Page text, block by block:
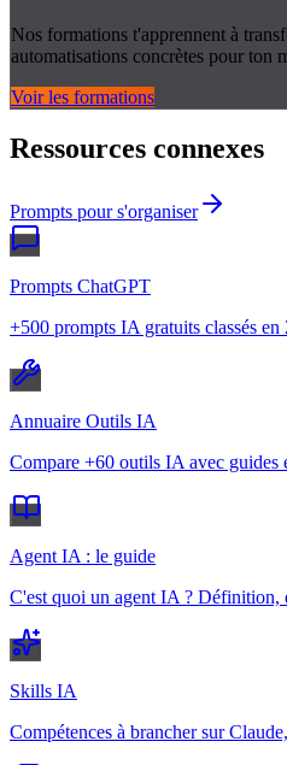
Nos formations t'apprennent à
automatisations concrètes pour ton
Voir les formations
Ressources connexes
Prompts pour s'organiser
Prompts ChatGPT
+500 prompts IA gratuits classés en
Annuaire Outils IA
Compare +60 outils IA avec guides
Agent IA : le guide
C'est quoi un agent IA ? Définition,
Skills IA
Compétences à brancher sur